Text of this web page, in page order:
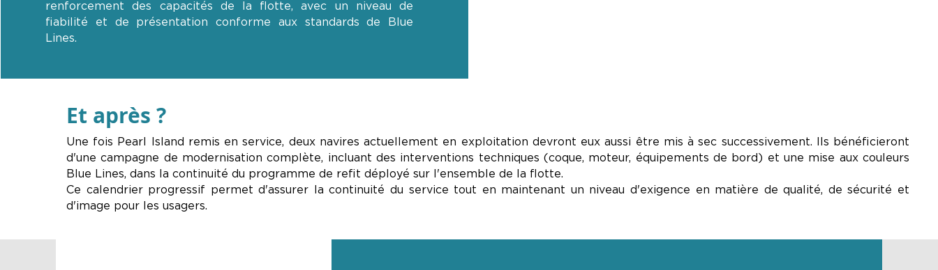
renforcement des capacités de la flotte, avec un niveau de
fiabilité et de présentation conforme aux standards de Blue
Lines.
Et après ?
Une fois Pearl Island remis en service, deux navires actuellement en exploitation devront eux aussi être mis à sec successivement. Ils bénéficieront
d'une campagne de modernisation complète, incluant des interventions techniques (coque, moteur, équipements de bord) et une mise aux couleurs
Blue Lines, dans la continuité du programme de refit déployé sur l'ensemble de la flotte.
Ce calendrier progressif permet d'assurer la continuité du service tout en maintenant un niveau d'exigence en matière de qualité, de sécurité et
d'image pour les usagers.